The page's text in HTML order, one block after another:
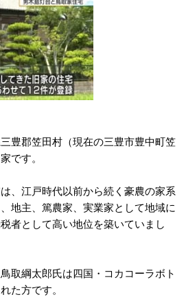
豊郡笠田村（現在の三豊市豊中町笠
です。
、江戸時代以前から続く豪農の家系
地主、篤農家、実業家として地域に
者として高い地位を築いていまし
取綱太郎氏は四国・コカコーラボト
た方です。